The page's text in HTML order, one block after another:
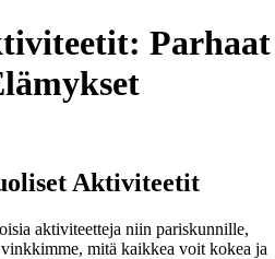
Parhaat
Aktiviteetit
aktiviteetteja niin pariskunnille,
mitä kaikkea voit kokea ja